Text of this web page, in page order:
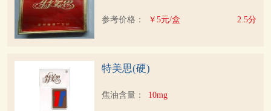
参考价格： ￥5元/盒 2.5分
特美思(硬)
焦油含量： 10mg